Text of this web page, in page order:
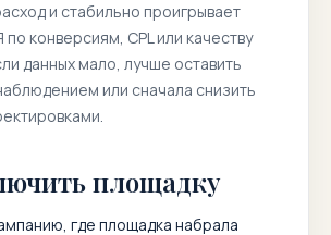
и стабильно проигрывает
конверсиям, CPL или качеству
данных мало, лучше оставить
или сначала снизить
площадку
где площадка набрала